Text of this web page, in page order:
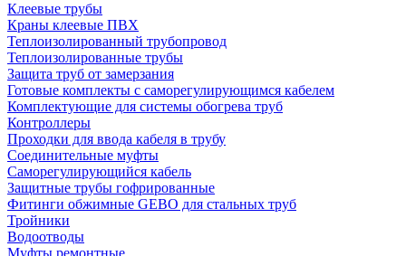
Клеевые трубы
Краны клеевые ПВХ
Теплоизолированный трубопровод
Теплоизолированные трубы
Защита труб от замерзания
Готовые комплекты с саморегулирующимся кабелем
Комплектующие для системы обогрева труб
Контроллеры
Проходки для ввода кабеля в трубу
Соединительные муфты
Саморегулирующийся кабель
Защитные трубы гофрированные
Фитинги обжимные GEBO для стальных труб
Тройники
Водоотводы
Муфты ремонтные